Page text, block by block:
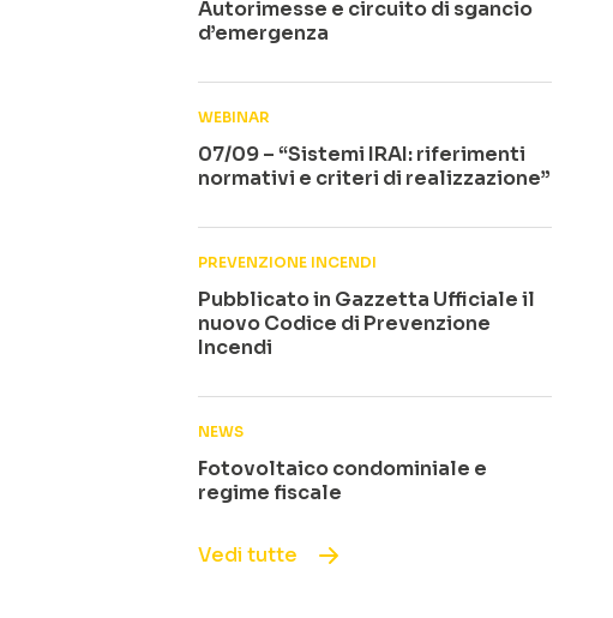
Autorimesse e circuito di sgancio
d’emergenza
WEBINAR
07/09 – “Sistemi IRAI: riferimenti
normativi e criteri di realizzazione”
PREVENZIONE INCENDI
Pubblicato in Gazzetta Ufficiale il
nuovo Codice di Prevenzione
Incendi
NEWS
Fotovoltaico condominiale e
regime fiscale
Vedi tutte